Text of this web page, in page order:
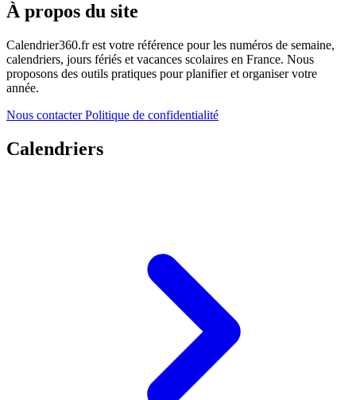
À propos du site
Calendrier360.fr est votre référence pour les numéros de semaine,
calendriers, jours fériés et vacances scolaires en France. Nous
proposons des outils pratiques pour planifier et organiser votre
année.
Nous contacterPolitique de confidentialité
Calendriers